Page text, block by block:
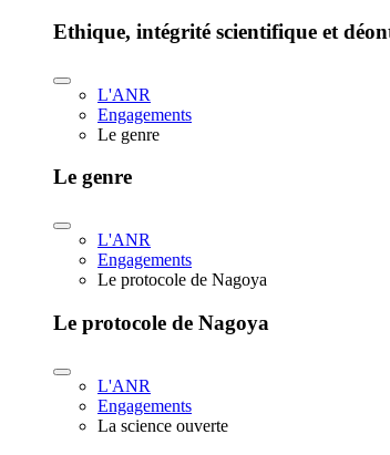
Ethique, intégrité scientifique et
L'ANR
Engagements
Le genre
Le genre
L'ANR
Engagements
Le protocole de Nagoya
Le protocole de Nagoya
L'ANR
Engagements
La science ouverte